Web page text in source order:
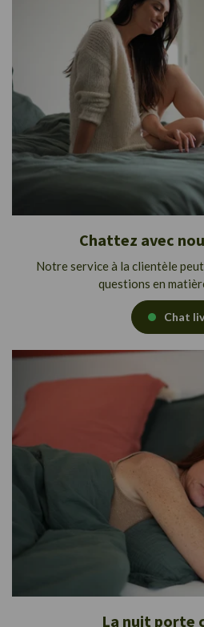
Chattez avec
Notre service à la clientèle
questions en
Chat
La nuit porte